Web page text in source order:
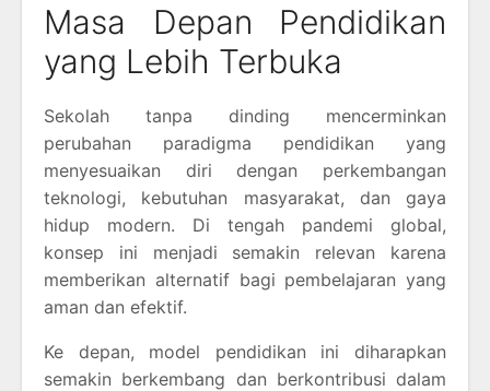
Masa Depan Pendidikan
yang Lebih Terbuka
Sekolah tanpa dinding mencerminkan
perubahan paradigma pendidikan yang
menyesuaikan diri dengan perkembangan
teknologi, kebutuhan masyarakat, dan gaya
hidup modern. Di tengah pandemi global,
konsep ini menjadi semakin relevan karena
memberikan alternatif bagi pembelajaran yang
aman dan efektif.
Ke depan, model pendidikan ini diharapkan
semakin berkembang dan berkontribusi dalam